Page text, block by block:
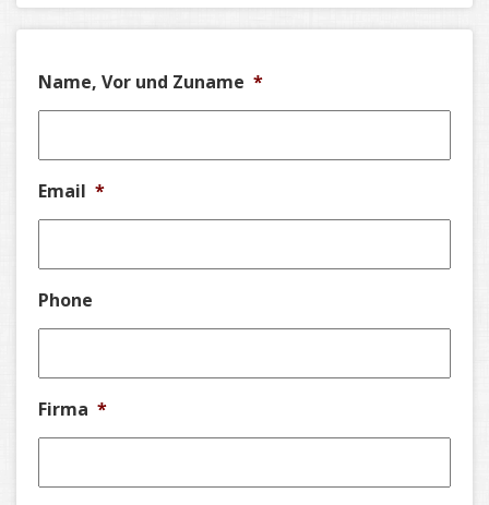
Name, Vor und Zuname *
Email *
Phone
Firma *